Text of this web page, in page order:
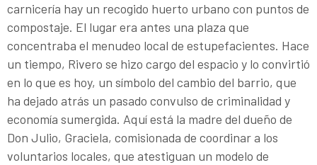
carnicería hay un recogido huerto urbano con puntos de
compostaje. El lugar era antes una plaza que
concentraba el menudeo local de estupefacientes. Hace
un tiempo, Rivero se hizo cargo del espacio y lo convirtió
en lo que es hoy, un símbolo del cambio del barrio, que
ha dejado atrás un pasado convulso de criminalidad y
economía sumergida. Aquí está la madre del dueño de
Don Julio, Graciela, comisionada de coordinar a los
voluntarios locales, que atestiguan un modelo de